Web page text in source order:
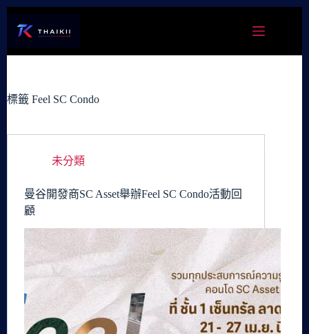
容
標籤 Feel SC Condo
未分類
曼谷開發商SC Asset舉辦Feel SC Condo活動回
顧